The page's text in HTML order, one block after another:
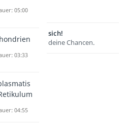
Lernen lohnt sich!
Entdecke hier deine Chancen.
05:00
03:33
04:55